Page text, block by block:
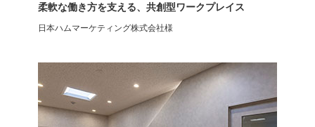
柔軟な働き方を支える、共創型ワークプレイス
日本ハムマーケティング株式会社様